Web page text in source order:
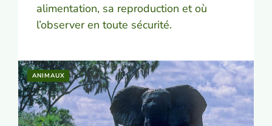
alimentation, sa reproduction et où
l’observer en toute sécurité.
ANIMAUX